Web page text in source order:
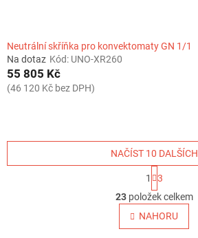
Neutrální skříňka pro konvektomaty GN 1/1
Na dotaz Kód: UNO-XR260
55 805 Kč
(46 120 Kč bez DPH)
O
v
l
á
NAČÍST 10 DALŠÍCH
t
r
á
n
k
1
3
23položek celkem
NAHORU